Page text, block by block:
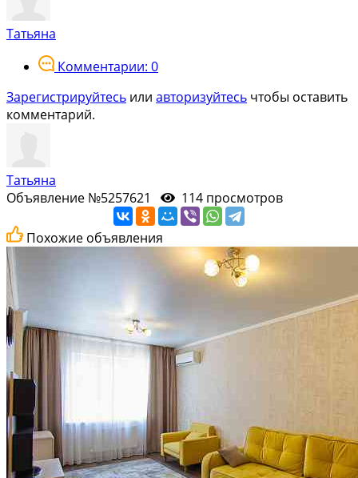
Татьяна
Комментарии: 0
Зарегистрируйтесь или авторизуйтесь чтобы оставить
комментарий.
Татьяна
Объявление №5257621
114 просмотров
Похожие объявления